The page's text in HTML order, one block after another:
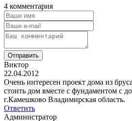
4 комментария
Отправить
Виктор
22.04.2012
Очень интересен проект дома из
стоить дом вместе с фундаментом с
г.Камешково Владимирская область.
Ответить
Администратор